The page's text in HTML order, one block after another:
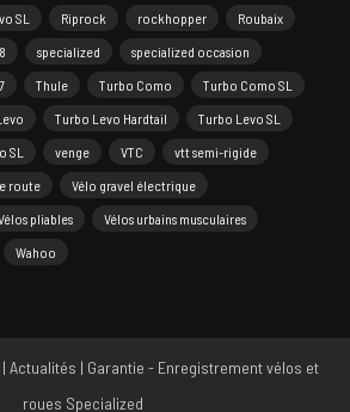
SL Riprock rockhopper
Roubaix
specialized
specialized occasion
Thule Turbo Como
Turbo Como SL
Turbo Levo Hardtail
Turbo Levo SL
SL venge VTC
vtt semi-rigide
route
Vélo gravel électrique
pliables
Vélos urbains musculaires
Wahoo
| Actualités | Garantie - Enregistrement vélos et
roues Specialized